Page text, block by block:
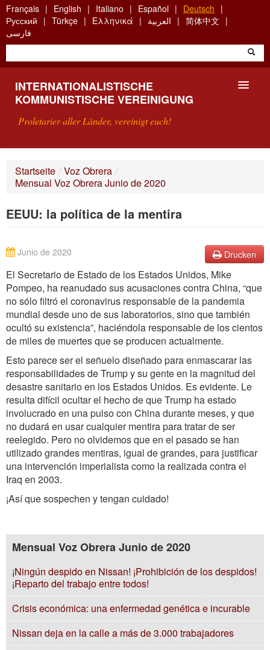
Skip
to
main
content
Français English Italiano Español
Deutsch
Русский
Türkçe Ελληνικά العربية
简体中文
فارسی
INTERNATIONALISTISCHE
KOMMUNISTISCHE VEREINIGUNG
Proletarier aller Länder, vereinigt euch!
WAS IST DIE IKV?
SUCHE
Startseite / Voz Obrera /
Mensual Voz Obrera Junio de 2020
EEUU: la política de la mentira
Drucken
Junio de 2020
El Secretario de Estado de los Estados Unidos, Mike
Pompeo, ha reanudado sus acusaciones contra China, “que
no sólo filtró el coronavirus responsable de la pandemia
mundial desde uno de sus laboratorios, sino que también
ocultó su existencia”, haciéndola responsable de los cientos
de miles de muertes que se producen actualmente.
Esto parece ser el señuelo diseñado para enmascarar las
responsabilidades de Trump y su gente en la magnitud del
desastre sanitario en los Estados Unidos. Es evidente. Le
resulta difícil ocultar el hecho de que Trump ha estado
involucrado en una pulso con China durante meses, y que
no dudará en usar cualquier mentira para tratar de ser
reelegido. Pero no olvidemos que en el pasado se han
utilizado grandes mentiras, igual de grandes, para justificar
una intervención imperialista como la realizada contra el
Iraq en 2003.
¡Así que sospechen y tengan cuidado!
Mensual Voz Obrera Junio de 2020
¡Ningún despido en Nissan! ¡Prohibición de los despidos!
¡Reparto del trabajo entre todos!
Crisis económica: una enfermedad genética e incurable
Nissan deja en la calle a más de 3.000 trabajadores